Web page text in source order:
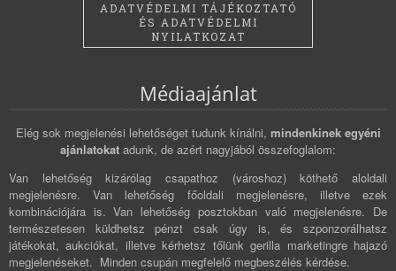
ADATVÉDELMI TÁJÉKOZTATÓ
ÉS ADATVÉDELMI
NYILATKOZAT
Médiaajánlat
Elég sok megjelenési lehetőséget tudunk kínálni, mindenkinek egyéni
ajánlatokat adunk, de azért nagyjából összefoglalom:
Van lehetőség kizárólag csapathoz (városhoz) köthető aloldali
megjelenésre. Van lehetőség főoldali megjelenésre, illetve ezek
kombinációjára is. Van lehetőség posztokban való megjelenésre. De
természetesen küldhetsz pénzt csak úgy is, és szponzorálhatsz
játékokat, aukciókat, illetve kérhetsz tőlünk gerilla marketingre hajazó
megjelenéseket. Minden csupán megfelelő megbeszélés kérdése.